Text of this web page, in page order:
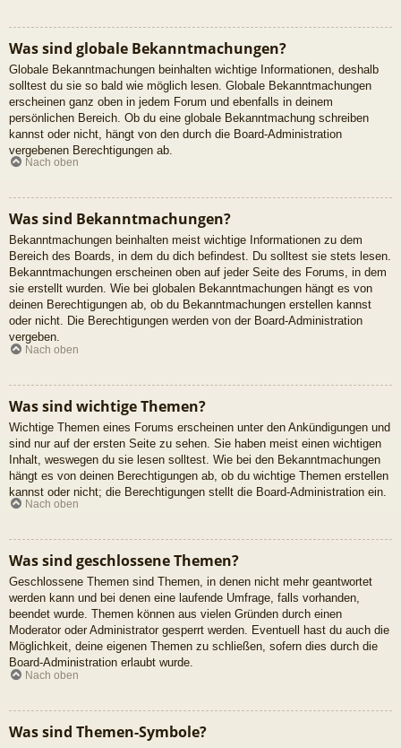
Was sind globale Bekanntmachungen?
Globale Bekanntmachungen beinhalten wichtige Informationen, deshalb
solltest du sie so bald wie möglich lesen. Globale Bekanntmachungen
erscheinen ganz oben in jedem Forum und ebenfalls in deinem
persönlichen Bereich. Ob du eine globale Bekanntmachung schreiben
kannst oder nicht, hängt von den durch die Board-Administration
vergebenen Berechtigungen ab.
Nach oben
Was sind Bekanntmachungen?
Bekanntmachungen beinhalten meist wichtige Informationen zu dem
Bereich des Boards, in dem du dich befindest. Du solltest sie stets lesen.
Bekanntmachungen erscheinen oben auf jeder Seite des Forums, in dem
sie erstellt wurden. Wie bei globalen Bekanntmachungen hängt es von
deinen Berechtigungen ab, ob du Bekanntmachungen erstellen kannst
oder nicht. Die Berechtigungen werden von der Board-Administration
vergeben.
Nach oben
Was sind wichtige Themen?
Wichtige Themen eines Forums erscheinen unter den Ankündigungen und
sind nur auf der ersten Seite zu sehen. Sie haben meist einen wichtigen
Inhalt, weswegen du sie lesen solltest. Wie bei den Bekanntmachungen
hängt es von deinen Berechtigungen ab, ob du wichtige Themen erstellen
kannst oder nicht; die Berechtigungen stellt die Board-Administration ein.
Nach oben
Was sind geschlossene Themen?
Geschlossene Themen sind Themen, in denen nicht mehr geantwortet
werden kann und bei denen eine laufende Umfrage, falls vorhanden,
beendet wurde. Themen können aus vielen Gründen durch einen
Moderator oder Administrator gesperrt werden. Eventuell hast du auch die
Möglichkeit, deine eigenen Themen zu schließen, sofern dies durch die
Board-Administration erlaubt wurde.
Nach oben
Was sind Themen-Symbole?